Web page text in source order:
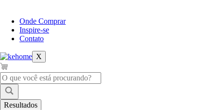
Onde Comprar
Inspire-se
Contato
X
Pesquisar
...
Resultados